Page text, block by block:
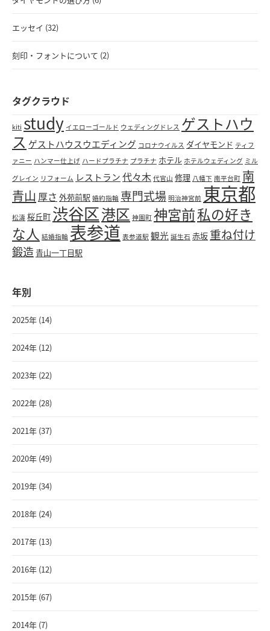
エッセイ (32)
刻印・フォントについて (2)
タグクラウド
kiti study イエローゴールド ウェディングドレス ゲストハウ
ス ゲストハウスウエディング コロナウイルス ダイヤモンド ティフ
ァニー ハンマー仕上げ ハードプラチナ プラチナ ホテル ホテルウェディング ミル
グレイン リフォーム レストラン代々木 代官山 修理 八幡下 南平台町 南
青山 厚さ 外苑前駅 婚約指輪 専門式場 明治神宮前 東京都
松濤 桜丘町 渋谷区港区 神園町 神宮前私の好き
な人 結婚指輪 表参道 表参道駅 観光 誕生石 赤坂 重ね付け
鍛造青山一丁目駅
年別
2025年 (14)
2024年 (12)
2023年 (22)
2022年 (28)
2021年 (37)
2020年 (49)
2019年 (34)
2018年 (24)
2017年 (13)
2016年 (12)
2015年 (67)
2014年 (7)